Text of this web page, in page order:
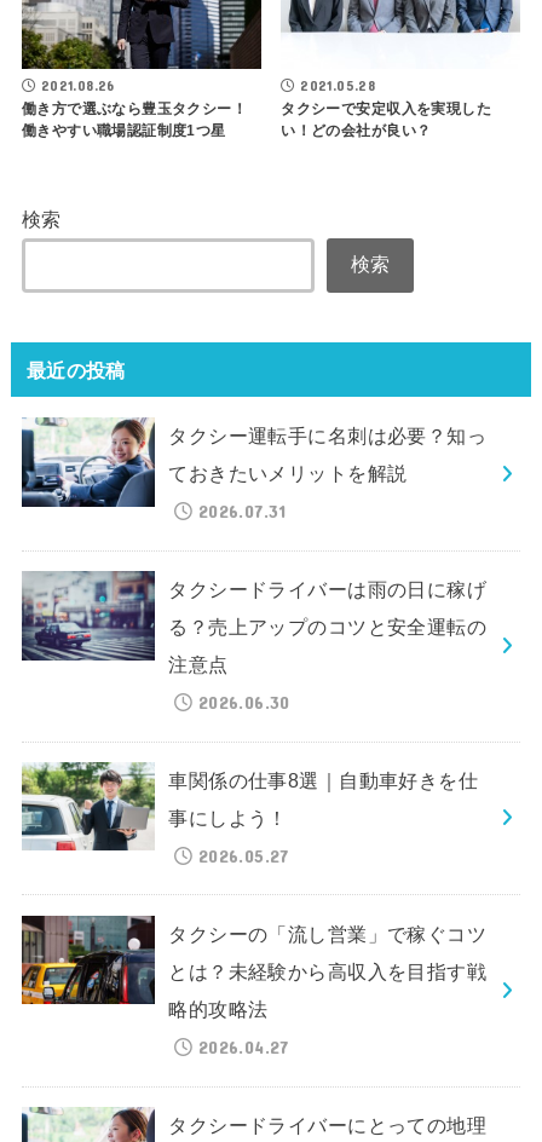
2021.08.26
働き方で選ぶなら豊玉タクシー！
働きやすい職場認証制度1つ星
2021.05.28
タクシーで安定収入を実現した
い！どの会社が良い？
検索
検索
最近の投稿
タクシー運転手に名刺は必要？知っ
ておきたいメリットを解説
2026.07.31
タクシードライバーは雨の日に稼げ
る？売上アップのコツと安全運転の
注意点
2026.06.30
車関係の仕事8選｜自動車好きを仕
事にしよう！
2026.05.27
タクシーの「流し営業」で稼ぐコツ
とは？未経験から高収入を目指す戦
略的攻略法
2026.04.27
タクシードライバーにとっての地理